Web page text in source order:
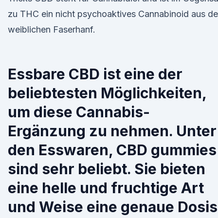
zu THC ein nicht psychoaktives Cannabinoid aus
weiblichen Faserhanf.
Essbare CBD ist eine der
beliebtesten Möglichkeiten,
um diese Cannabis-
Ergänzung zu nehmen. Unter
den Esswaren, CBD gummies
sind sehr beliebt. Sie bieten
eine helle und fruchtige Art
und Weise eine genaue Dosis